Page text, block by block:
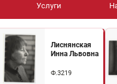
Услуги
Лиснянская
Инна Львовна
Ф.3219